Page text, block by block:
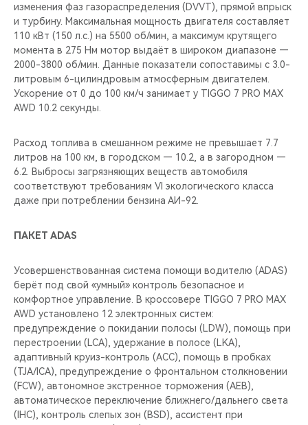
изменения фаз газораспределения (DVVT), прямой впрыск
и турбину. Максимальная мощность двигателя составляет
110 кВт (150 л.с.) на 5500 об/мин, а максимум крутящего
момента в 275 Нм мотор выдаёт в широком диапазоне —
2000-3800 об/мин. Данные показатели сопоставимы с 3.0-
литровым 6-цилиндровым атмосферным двигателем.
Ускорение от 0 до 100 км/ч занимает у TIGGO 7 PRO MAX
AWD 10.2 секунды.
Расход топлива в смешанном режиме не превышает 7.7
литров на 100 км, в городском — 10.2, а в загородном —
6.2. Выбросы загрязняющих веществ автомобиля
соответствуют требованиям VI экологического класса
даже при потреблении бензина АИ-92.
ПАКЕТ АDAS
Усовершенствованная система помощи водителю (ADAS)
берёт под свой «умный» контроль безопасное и
комфортное управление. В кроссовере TIGGO 7 PRO MAX
AWD установлено 12 электронных систем:
предупреждение о покидании полосы (LDW), помощь при
перестроении (LCA), удержание в полосе (LKA),
адаптивный круиз-контроль (ACC), помощь в пробках
(TJA/ICA), предупреждение о фронтальном столкновении
(FCW), автономное экстренное торможения (AEB),
автоматическое переключение ближнего/дальнего света
(IHC), контроль слепых зон (BSD), ассистент при